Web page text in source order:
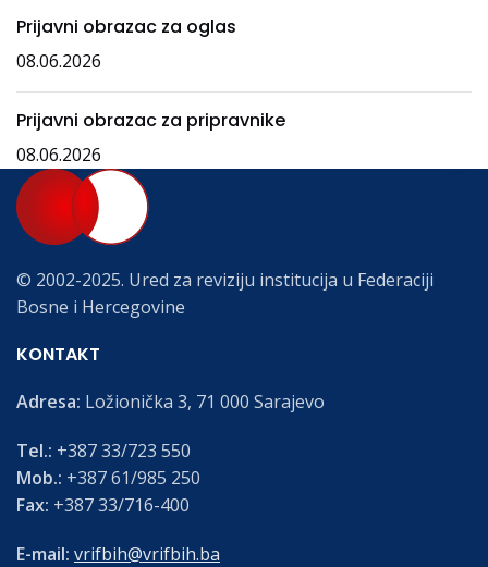
Prijavni obrazac za oglas
08.06.2026
Prijavni obrazac za pripravnike
08.06.2026
© 2002-2025. Ured za reviziju institucija u Federaciji
Bosne i Hercegovine
KONTAKT
Adresa: Ložionička 3, 71 000 Sarajevo
Tel.: +387 33/723 550
Mob.: +387 61/985 250
Fax: +387 33/716-400
E-mail: vrifbih@vrifbih.ba